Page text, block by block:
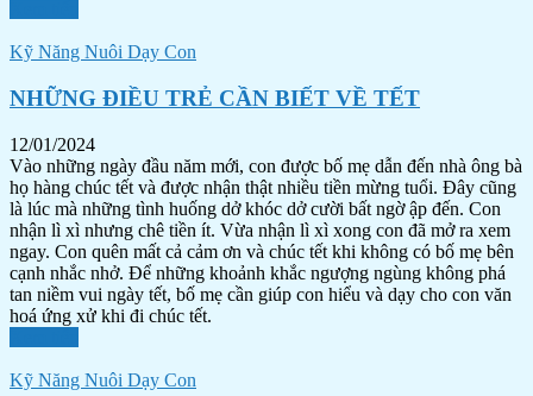
Kỹ Năng Nuôi Dạy Con
NHỮNG ĐIỀU TRẺ CẦN BIẾT VỀ TẾT
12/01/2024
Vào những ngày đầu năm mới, con được bố mẹ dẫn đến nhà ông bà
họ hàng chúc tết và được nhận thật nhiều tiền mừng tuổi. Đây cũng
là lúc mà những tình huống dở khóc dở cười bất ngờ ập đến. Con
nhận lì xì nhưng chê tiền ít. Vừa nhận lì xì xong con đã mở ra xem
ngay. Con quên mất cả cảm ơn và chúc tết khi không có bố mẹ bên
cạnh nhắc nhở. Để những khoảnh khắc ngượng ngùng không phá
tan niềm vui ngày tết, bố mẹ cần giúp con hiểu và dạy cho con văn
hoá ứng xử khi đi chúc tết.
Kỹ Năng Nuôi Dạy Con